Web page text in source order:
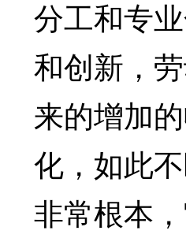
分工和专
和创新，
来的增加
化，如此
非常根本